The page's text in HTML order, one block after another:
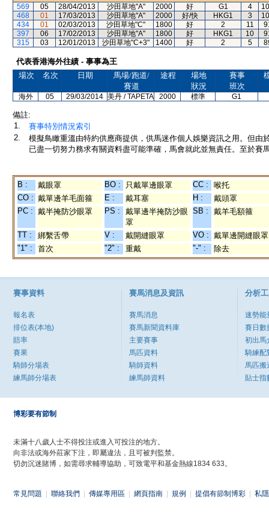
569
05 28/04/2013 沙田草地"A" 2000 好 G1 4
468
01 17/03/2013 沙田草地"A" 2000 好/快 HKG1 3
434
01 02/03/2013 沙田草地"C" 1800 好 2 11
397
06 17/02/2013 沙田草地"A" 1800 好 HKG1 10
315
03 12/01/2013 沙田草地"C+3" 1400 好 2 5
代表香港海外往績 - 事事為王
場次
名次 日期
馬場/跑道/
賽道
途程
場地
狀況
賽事
班次
海外 05 29/03/2014 美丹 / TAPETA 2000 標準 G1
備註:
1.
賽事特別情況索引
2.
模擬鳥瞰重溫由特約供應商提供，供馬迷作個人娛樂資訊之用。但
已盡一切努力務求有關資料盡可能準確，馬會就此並無責任。至於賽
B : 戴眼罩 BO : 只戴單邊眼罩 CC :
喉托
CO : 戴單邊羊毛面箍 E : 戴耳塞 H :
戴頭罩
PC : 戴半掩防沙眼罩 PS :
戴單邊半掩防沙眼
罩
SB : 戴羊毛額箍
TT : 綁繫舌帶 V : 戴開縫眼罩 VO : 戴單邊開縫眼罩
"1" :
首次 "2" : 重戴 "-" : 除去
賽事資料
報名表
排位表(本地)
賠率
賽果
騎師分場表
練馬師分場表
賽馬消息及資訊
賽馬消息
賽馬新聞資料庫
主要賽事
馬匹資料
騎師資料
練馬師資料
分析
速勢能
賽日數
初出馬
騎練配
馬匹搬
貼士指
博彩要有節制
未滿十八歲人士不得投注或進入可投注的地方。
向非法或海外莊家下注，即屬違法，且可被判監禁。
切勿沉迷賭博，如需尋求輔導協助，可致電平和基金熱線1834 633。
常見問題 聯絡我們 傳媒專用區 網頁指南 規例 提倡有節制博彩 私